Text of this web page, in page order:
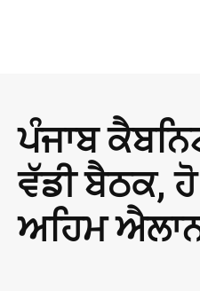
ਪੰਜਾਬ
ਵੱਡੀ ਬੈਠਕ,
ਅਹਿਮ